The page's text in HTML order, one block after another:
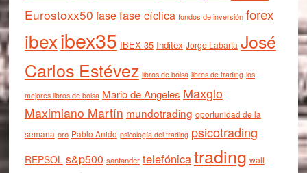
Eurostoxx50 fasefase cíclica fondos de inversión forex
ibexibex35 IBEX 35 Inditex Jorge Labarta José
Carlos Estévez libros de bolsa libros de trading los
mejores libros de bolsa Mario de Angeles Maxglo
Maximiano Martín mundotrading oportunidad de la
semana oro Pablo Anido psicología del trading psicotrading
REPSOL s&p500 santander telefónicatrading wall